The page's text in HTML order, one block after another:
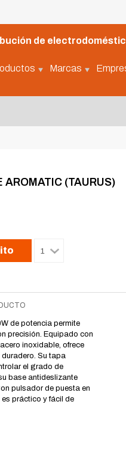
de
Marcas
AROMATIC (TAURUS)
de potencia permite
precisión. Equipado con
inoxidable, ofrece
Su tapa
el grado de
base antideslizante
pulsador de puesta en
práctico y fácil de